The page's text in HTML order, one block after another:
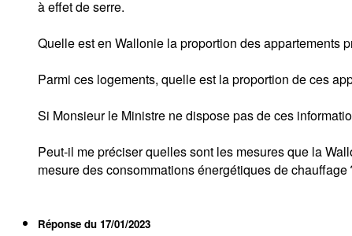
à effet de serre.
Quelle est en Wallonie la proportion des appartements
Parmi ces logements, quelle est la proportion de ces
Si Monsieur le Ministre ne dispose pas de ces
Peut-il me préciser quelles sont les mesures que la
mesure des consommations énergétiques de chauffage
Réponse du 17/01/2023